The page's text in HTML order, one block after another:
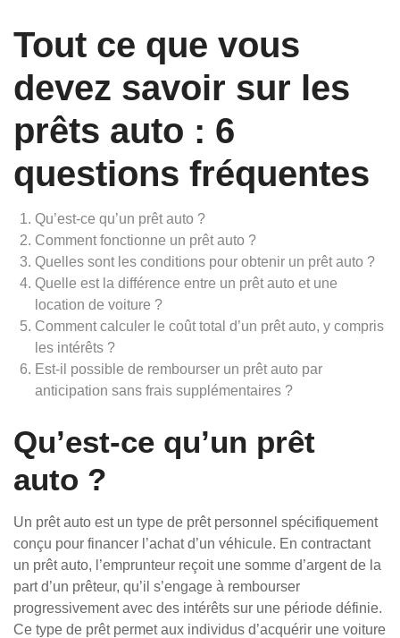
Tout ce que vous
devez savoir sur les
prêts auto : 6
questions fréquentes
Qu’est-ce qu’un prêt auto ?
Comment fonctionne un prêt auto ?
Quelles sont les conditions pour obtenir un prêt auto ?
Quelle est la différence entre un prêt auto et une
location de voiture ?
Comment calculer le coût total d’un prêt auto, y compris
les intérêts ?
Est-il possible de rembourser un prêt auto par
anticipation sans frais supplémentaires ?
Qu’est-ce qu’un prêt
auto ?
Un prêt auto est un type de prêt personnel spécifiquement
conçu pour financer l’achat d’un véhicule. En contractant
un prêt auto, l’emprunteur reçoit une somme d’argent de la
part d’un prêteur, qu’il s’engage à rembourser
progressivement avec des intérêts sur une période définie.
Ce type de prêt permet aux individus d’acquérir une voiture